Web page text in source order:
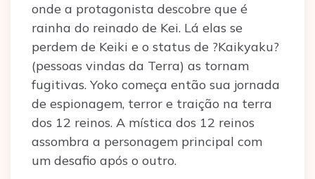
onde a protagonista descobre que é
rainha do reinado de Kei. Lá elas se
perdem de Keiki e o status de ?Kaikyaku?
(pessoas vindas da Terra) as tornam
fugitivas. Yoko começa então sua jornada
de espionagem, terror e traição na terra
dos 12 reinos. A mística dos 12 reinos
assombra a personagem principal com
um desafio após o outro.